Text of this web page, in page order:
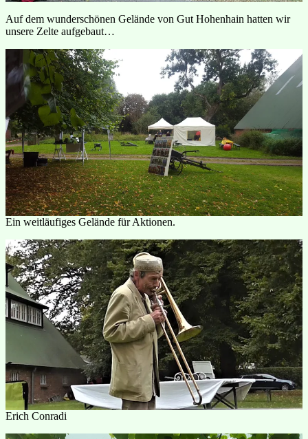
Auf dem wunderschönen Gelände von Gut Hohenhain hatten wir
unsere Zelte aufgebaut…
Ein weitläufiges Gelände für Aktionen.
Erich Conradi